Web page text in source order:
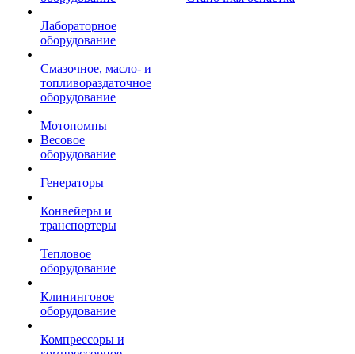
Лабораторное
оборудование
Смазочное, масло- и
топливораздаточное
оборудование
Мотопомпы
Весовое
оборудование
Генераторы
Конвейеры и
транспортеры
Тепловое
оборудование
Клининговое
оборудование
Компрессоры и